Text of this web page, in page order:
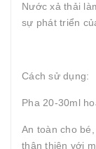
Nước xả thải
sự phát triển
Cách sử dụng:
Pha 20-30ml
An toàn cho
thân thiện với